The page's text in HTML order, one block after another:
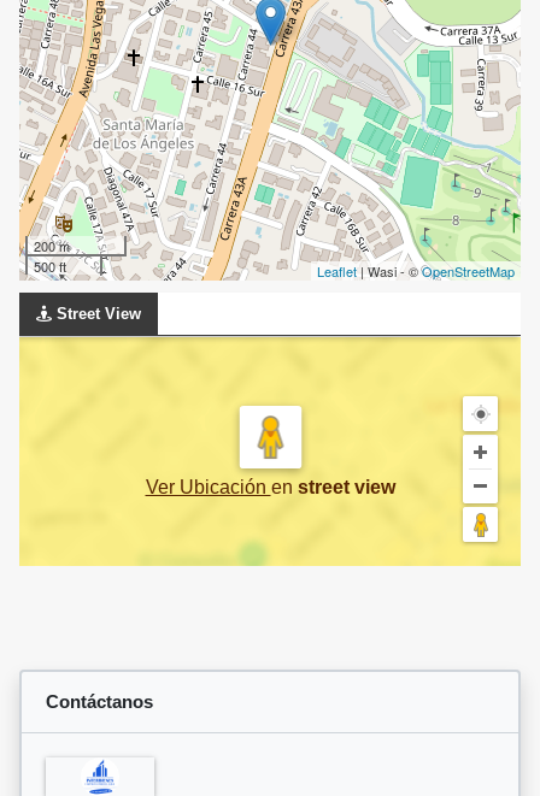
200 m
500 ft
Leaflet| Wasi - ©OpenStreetMap
Street View
Ver Ubicación en street view
Contáctanos